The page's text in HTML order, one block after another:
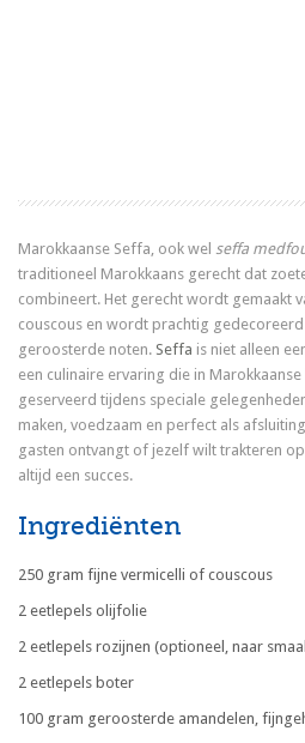
Marokkaanse Seffa, ook wel seffa
traditioneel Marokkaans gerecht dat
combineert. Het gerecht wordt gemaakt
couscous en wordt prachtig
geroosterde noten. Seffa is niet alleen
een culinaire ervaring die in
geserveerd tijdens speciale
maken, voedzaam en perfect als
gasten ontvangt of jezelf wilt trakteren
altijd een succes.
Ingrediënten
250 gram fijne vermicelli of couscous
2 eetlepels olijfolie
2 eetlepels rozijnen (optioneel, naar
2 eetlepels boter
100 gram geroosterde amandelen,